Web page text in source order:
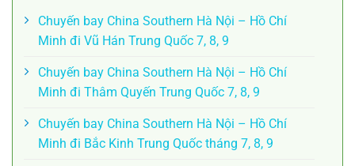
Chuyến bay China Southern Hà Nội – Hồ Chí
Minh đi Vũ Hán Trung Quốc 7, 8, 9
Chuyến bay China Southern Hà Nội – Hồ Chí
Minh đi Thâm Quyến Trung Quốc 7, 8, 9
Chuyến bay China Southern Hà Nội – Hồ Chí
Minh đi Bắc Kinh Trung Quốc tháng 7, 8, 9